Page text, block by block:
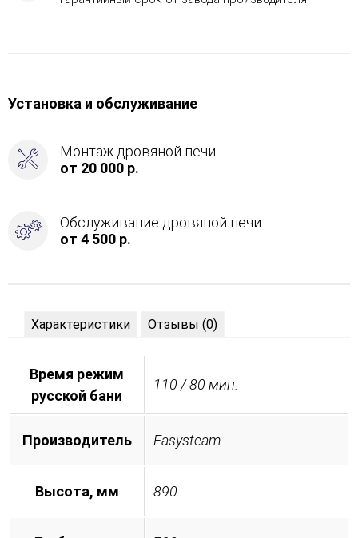
каменку
Установка и обслуживание
Монтаж дровяной печи:
от 20 000 р.
Обслуживание дровяной печи:
от 4 500 р.
Характеристики Отзывы (0)
Время режим
русской бани
110 / 80 мин.
Производитель Easysteam
Высота, мм 890